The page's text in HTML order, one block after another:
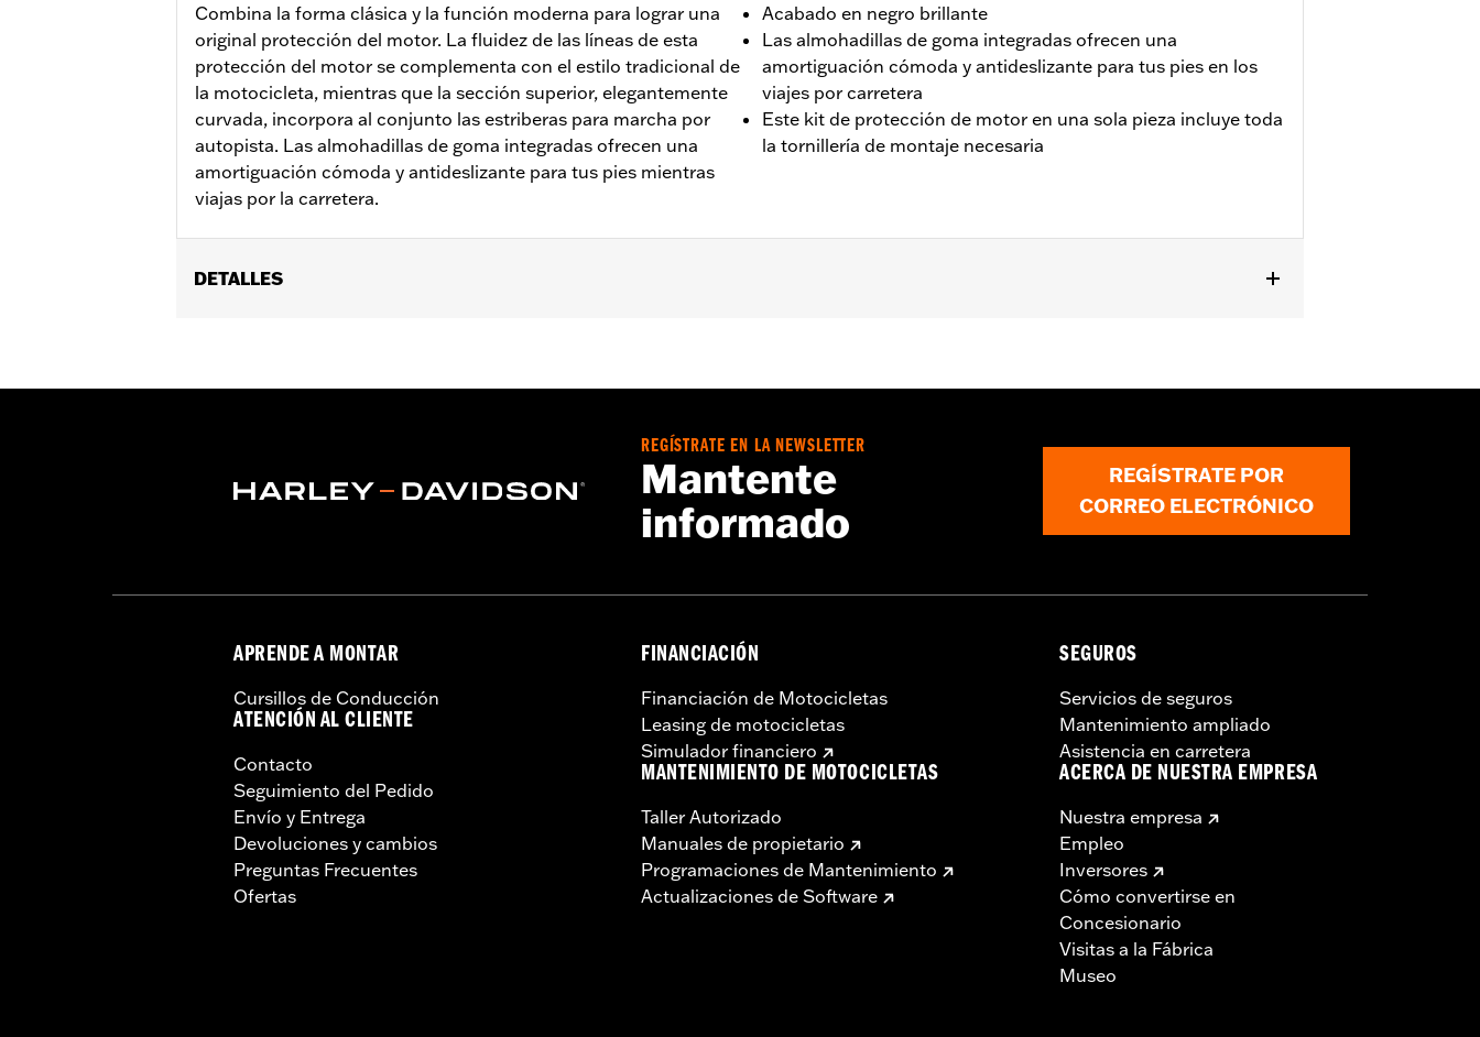
Combina la forma clásica y la función moderna para lograr una
original protección del motor. La fluidez de las líneas de esta
protección del motor se complementa con el estilo tradicional de
la motocicleta, mientras que la sección superior, elegantemente
curvada, incorpora al conjunto las estriberas para marcha por
autopista. Las almohadillas de goma integradas ofrecen una
amortiguación cómoda y antideslizante para tus pies mientras
viajas por la carretera.
Acabado en negro brillante
Las almohadillas de goma integradas ofrecen una
amortiguación cómoda y antideslizante para tus pies en los
viajes por carretera
Este kit de protección de motor en una sola pieza incluye toda
la tornillería de montaje necesaria
DETALLES
Flat Out N/P 47200927. Los filtros de aire más grandes pueden interferir con el acceso del piloto al reposapiés.
Protección de motor en una sola pieza y toda la tornillería de montaje requerida
ATENCIÓN:Los protectores de motor pueden proporcionar protección cosmética limitada en condiciones muy específicas (caída de la
moto parada o a muy baja velocidad). No están hechos ni diseñados para ofrecer protección contra lesiones en una
colisión con otro vehículo o cualquier otro objeto. No usar las estriberas para protección de motor ni las estriberas para
muerte.
REGÍSTRATE EN LA NEWSLETTER
Mantente
informado
REGÍSTRATE POR
CORREO ELECTRÓNICO
APRENDE A MONTAR
Cursillos de Conducción
ATENCIÓN AL CLIENTE
Contacto
Seguimiento del Pedido
Envío y Entrega
Devoluciones y cambios
Preguntas Frecuentes
Ofertas
FINANCIACIÓN
Financiación de Motocicletas
Leasing de motocicletas
Simulador financiero
MANTENIMIENTO DE MOTOCICLETAS
Taller Autorizado
Manuales de propietario
Programaciones de Mantenimiento
Actualizaciones de Software
SEGUROS
Servicios de seguros
Mantenimiento ampliado
Asistencia en carretera
ACERCA DE NUESTRA EMPRESA
Nuestra empresa
Empleo
Inversores
Cómo convertirse en
Concesionario
Visitas a la Fábrica
Museo